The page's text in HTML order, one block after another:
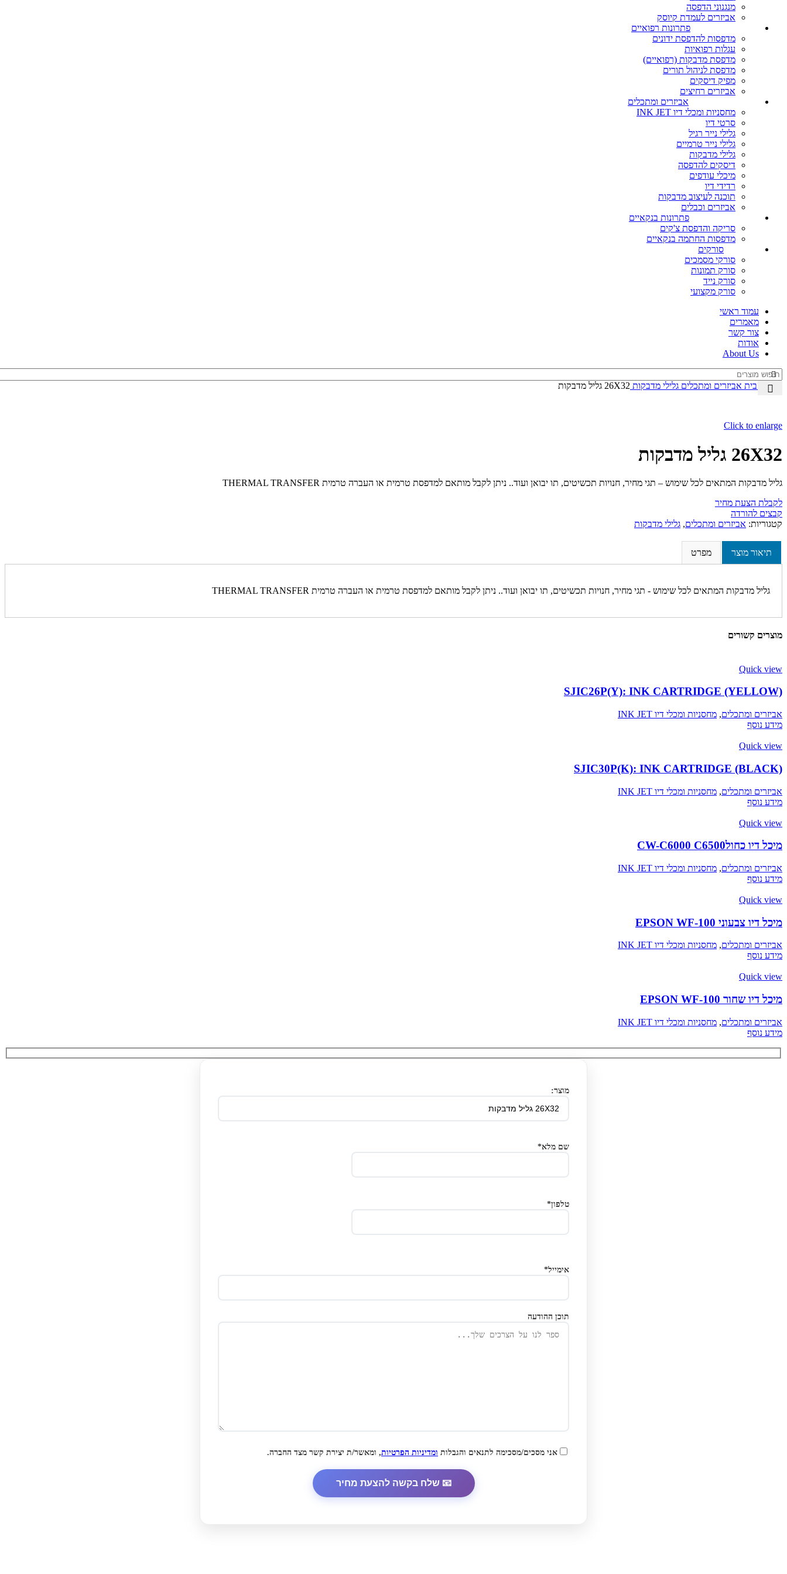
מנגנוני הדפסה
אביזרים לעמדת קיוסק
פתרונות רפואיים
מדפסות להדפסת ידונים
עגלות רפואיות
מדפסת מדבקות (רפואיים)
מדפסת לניהול תורים
מפיק דיסקים
אביזרים רחיצים
אביזרים ומתכלים
מחסניות ומכלי דיו INK JET
סרטי דיו
גלילי נייר רגיל
גלילי נייר טרמיים
גלילי מדבקות
דיסקים להדפסה
מיכלי עודפים
רדידי דיו
תוכנה לעיצוב מדבקות
אביזרים וכבלים
פתרונות בנקאיים
סריקה והדפסת צ'קים
מדפסות החתמה בנקאיים
סורקים
סורקי מסמכים
סורק תמונות
סורק נייד
סורק מקצועי
עמוד ראשי
מאמרים
צור קשר
אודות
About Us
עמוד הבית אביזרים ומתכלים גלילי מדבקות 26X32 גליל מדבקות
Click to enlarge
26X32 גליל מדבקות
גליל מדבקות המתאים לכל שימוש – תגי מחיר, חנויות תכשיטים, תו יבואן ועוד.. ניתן לקבל מותאם למדפסת טרמית או העברה טרמית THERMAL TRANSFER
לקבלת הצעת מחיר
קבצים להורדה
קטגוריות: אביזרים ומתכלים, גלילי מדבקות
תיאור מוצר מפרט
גליל מדבקות המתאים לכל שימוש - תגי מחיר, חנויות תכשיטים, תו יבואן ועוד.. ניתן לקבל מותאם למדפסת טרמית או העברה טרמית THERMAL TRANSFER
מוצרים קשורים
Quick view
SJIC26P(Y): INK CARTRIDGE (YELLOW)
אביזרים ומתכלים, מחסניות ומכלי דיו INK JET
מידע נוסף
Quick view
SJIC30P(K): INK CARTRIDGE (BLACK)
אביזרים ומתכלים, מחסניות ומכלי דיו INK JET
מידע נוסף
Quick view
מיכל דיו כחולCW-C6000 C6500
אביזרים ומתכלים, מחסניות ומכלי דיו INK JET
מידע נוסף
Quick view
מיכל דיו צבעוני EPSON WF-100
אביזרים ומתכלים, מחסניות ומכלי דיו INK JET
מידע נוסף
Quick view
מיכל דיו שחור EPSON WF-100
אביזרים ומתכלים, מחסניות ומכלי דיו INK JET
מידע נוסף
מוצר:
שם מלא*
טלפון*
אימייל*
תוכן ההודעה
אני מסכים/מסכימה לתנאים והגבלות ומדיניות הפרטיות, ומאשר/ת יצירת קשר מצד החברה.